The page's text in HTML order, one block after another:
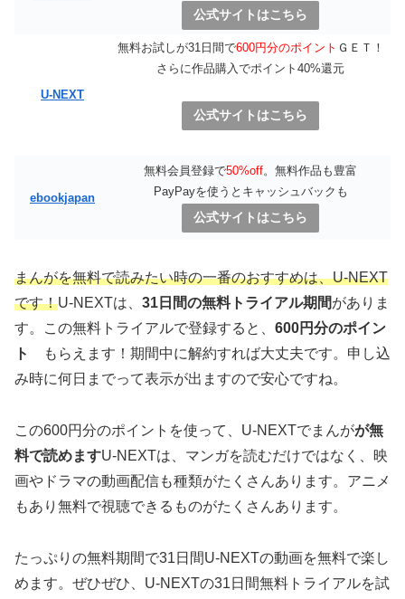
公式サイトはこちら
U-NEXT
無料お試しが31日間で600円分のポイント ＧＥＴ！
さらに作品購入でポイント40%還元
公式サイトはこちら
ebookjapan
無料会員登録で50%off。無料作品も豊富
PayPayを使うとキャッシュバックも
公式サイトはこちら
まんがを無料で読みたい時の一番のおすすめは、U-NEXT
です！U-NEXTは、 31日間の無料トライアル期間がありま
す。この無料トライアルで登録すると、 600円分のポイン
ト
もらえます！期間中に解約すれば大丈夫です。申し込
み時に何日までって表示が出ますので安心ですね。
この600円分のポイントを使って、U-NEXTでまんがが無
料で読めますU-NEXTは、マンガを読むだけではなく、映
画やドラマの動画配信も種類がたくさんあります。アニメ
もあり無料で視聴できるものがたくさんあります。
たっぷりの無料期間で31日間U-NEXTの動画を無料で楽し
めます。ぜひぜひ、U-NEXTの31日間無料トライアルを試